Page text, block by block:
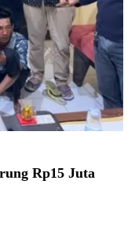
Rp15 Juta